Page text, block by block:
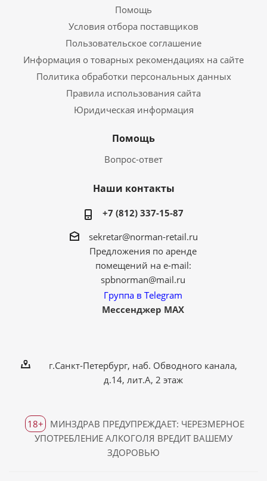
Помощь
Условия отбора поставщиков
Пользовательское соглашение
Информация о товарных рекомендациях на сайте
Политика обработки персональных данных
Правила использования сайта
Юридическая информация
Помощь
Вопрос-ответ
Наши контакты
+7 (812) 337-15-87
sekretar@norman-retail.ru
Предложения по аренде
помещений на e-mail:
spbnorman@mail.ru
Группа в Telegram
Мессенджер MAX
г.Санкт-Петербург, наб. Обводного канала,
д.14, лит.А, 2 этаж
18+
МИНЗДРАВ ПРЕДУПРЕЖДАЕТ: ЧЕРЕЗМЕРНОЕ
УПОТРЕБЛЕНИЕ АЛКОГОЛЯ ВРЕДИТ ВАШЕМУ
ЗДОРОВЬЮ